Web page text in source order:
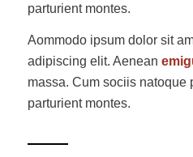
parturient montes.
Aommodo ipsum dolor sit
adipiscing elit. Aenean
massa. Cum sociis natoque
parturient montes.